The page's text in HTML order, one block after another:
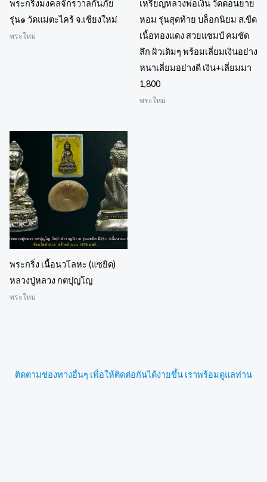
พระกริ่งมงคลจักรวาลกันภัย
รุ่น๑ วัดแม่ตะไคร้ จ.เชียงใหม่
พระใหม่
เหรียญหลวงพ่อเงิน วัดดอนยาย
หอม รุ่นสุดท้าย บล็อกนิยม ส.ขีด
เนื้อทองแดง สวยแชมป์ คมชัด
ลึก ผิวเดิมๆ พร้อมเลี่ยมเงินอย่าง
หนาเลี่ยมอย่างดี เงิน+เลี่ยมมา
1,800
พระใหม่
พระกริ่ง เนื้อนวโลหะ (แซยิด)
หลวงปู่หลวง กตปุญโญ
พระใหม่
ติดตามช่องทางอื่นๆ เพื่อให้ติดต่อกันได้ง่ายขึ้น เราพร้อมดูแลท่าน